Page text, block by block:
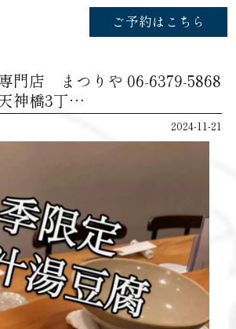
ご予約はこちら
門店 まつりや 06-6379-5868
神橋3丁…
2024-11-21